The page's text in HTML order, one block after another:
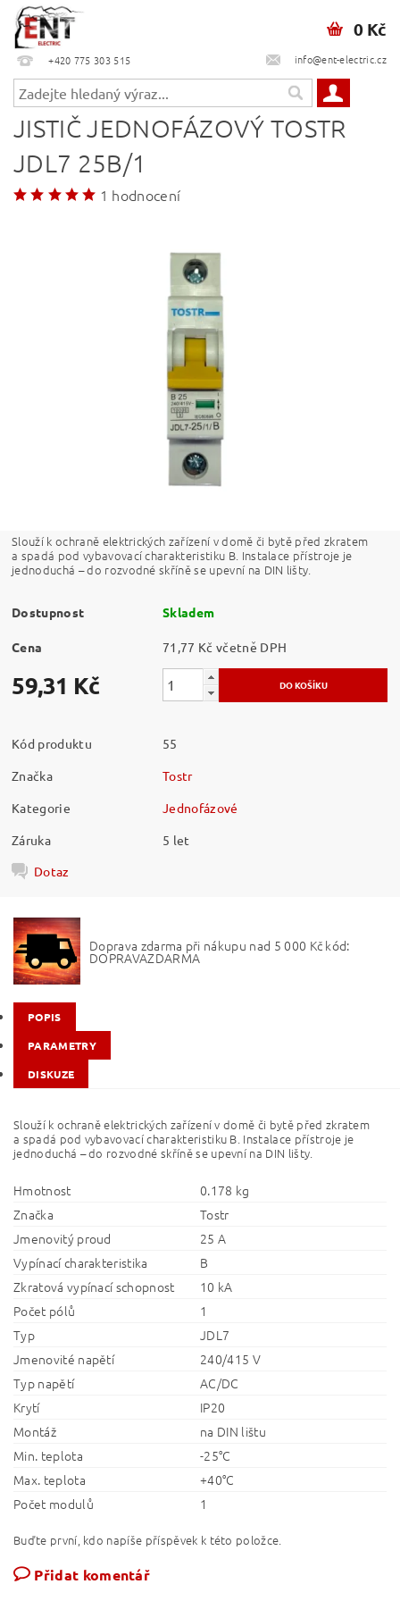
+420 775 303 515 info@ent-electric.cz
0 Kč
JISTIČ JEDNOFÁZOVÝ TOSTR
JDL7 25B/1
1 hodnocení
Slouží k ochraně elektrických zařízení v domě či bytě před zkratem
a spadá pod vybavovací charakteristiku B. Instalace přístroje je
jednoduchá – do rozvodné skříně se upevní na DIN lišty.
Dostupnost Skladem
Cena 71,77 Kč včetně DPH
59,31 Kč
Kód produktu
55
Značka
Tostr
Kategorie
Jednofázové
Záruka
5 let
Dotaz
Doprava zdarma při nákupu nad 5 000 Kč kód:
DOPRAVAZDARMA
POPIS
PARAMETRY
DISKUZE
Slouží k ochraně elektrických zařízení v domě či bytě před zkratem
a spadá pod vybavovací charakteristiku B. Instalace přístroje je
jednoduchá – do rozvodné skříně se upevní na DIN lišty.
Hmotnost
0.178 kg
Značka
Tostr
Jmenovitý proud
25 A
Vypínací charakteristika
B
Zkratová vypínací schopnost
10 kA
Počet pólů
1
Typ
JDL7
Jmenovité napětí
240/415 V
Typ napětí
AC/DC
Krytí
IP20
Montáž
na DIN lištu
Min. teplota
-25°C
Max. teplota
+40°C
Počet modulů
1
Buďte první, kdo napíše příspěvek k této položce.
Přidat komentář